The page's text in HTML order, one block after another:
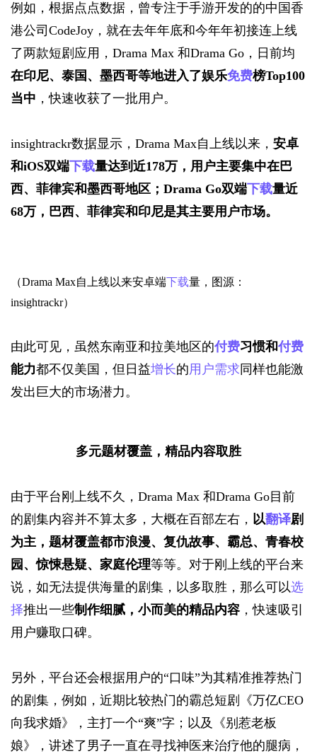
例如，根据点点数据，曾专注于手游开发的的中国香
港公司 CodeJoy ，就在去年年底和今年年初接连上线
了两款短剧应用，Drama Max 和Drama Go，日前均
在印尼、泰国、墨西哥等地进入了娱乐免费榜Top100
当中 ，快速收获了一批用户。
insightrackr数据显示，Drama Max自上线以来， 安卓
和iOS双端下载量达到近178万，用户主要集中在巴
西、菲律宾和墨西哥地区；Drama Go双端下载量近
68万，巴西、菲律宾和印尼是其主要用户市场。
（Drama Max自上线以来安卓端下载量，图源：
insightrackr）
由此可见，虽然东南亚和拉美地区的付费习惯和付费
能力都不仅美国，但日益增长的用户需求 同样也能激
发出巨大的市场潜力。
多元题材覆盖，精品内容取胜
由于平台刚上线不久，Drama Max 和Drama Go目前
的剧集内容并不算太多，大概在百部左右， 以翻译剧
为主，题材覆盖都市浪漫、复仇故事、霸总、青春校
园、惊悚悬疑、家庭伦理等等。对于刚上线的平台来
说，如无法提供海量的剧集，以多取胜，那么可以选
择推出一些制作细腻，小而美的精品内容 ，快速吸引
用户赚取口碑。
另外，平台还会根据用户的“口味”为其精准推荐热门
的剧集，例如，近期比较热门的霸总短剧《万亿CEO
向我求婚》，主打一个“爽”字；以及《别惹老板
娘》，讲述了男子一直在寻找神医来治疗他的腿病，